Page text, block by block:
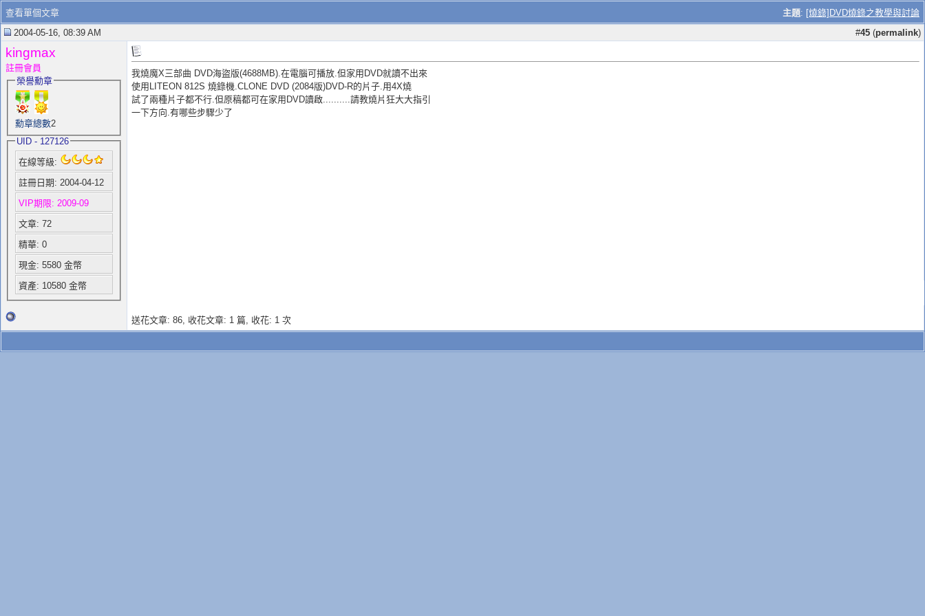
主題: [燒錄]DVD燒錄之教學與討論
查看單個文章
2004-05-16, 08:39 AM
#45 (permalink)
kingmax
註冊會員
榮譽勳章
勳章總數2
UID - 127126
在線等級:
註冊日期: 2004-04-12
VIP期限: 2009-09
文章: 72
精華: 0
現金: 5580 金幣
資產: 10580 金幣
我燒魔X三部曲 DVD海盜版(4688MB).在電腦可播放.但家用DVD就讀不出來
使用LITEON 812S 燒錄機.CLONE DVD (2084版)DVD-R的片子.用4X燒
試了兩種片子都不行.但原稿都可在家用DVD讀啟..........請教燒片狂大大指引
一下方向.有哪些步驟少了
送花文章: 86, 收花文章: 1 篇, 收花: 1 次